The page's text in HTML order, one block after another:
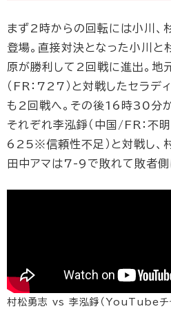
まず2時からの回転には小川、
登場。直接対決となった小川
原が勝利して2回戦に進出。地
（FR：727）と対戦したセラデ
も2回戦へ。その後16時30分か
それぞれ李泓錚（中国/FR：不明
625※信頼性不足）と対戦し、
田中アマは7-9で敗れて敗者側
村松勇志 vs 李泓錚（YouTubeチ